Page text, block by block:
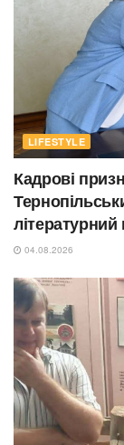
LIFESTYLE
Кадрові
04.08.2026